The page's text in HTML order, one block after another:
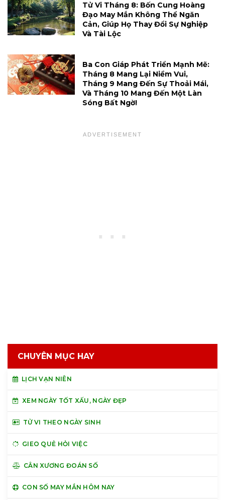
Tử Vi Tháng 8: Bốn Cung Hoàng
Đạo May Mắn Không Thể Ngăn
Cản, Giúp Họ Thay Đổi Sự Nghiệp
Và Tài Lộc
Ba Con Giáp Phát Triển Mạnh Mẽ:
Tháng 8 Mang Lại Niềm Vui,
Tháng 9 Mang Đến Sự Thoải Mái,
Và Tháng 10 Mang Đến Một Làn
Sóng Bất Ngờ!
CHUYÊN MỤC HAY
LỊCH VẠN NIÊN
XEM NGÀY TỐT XẤU, NGÀY ĐẸP
TỬ VI THEO NGÀY SINH
GIEO QUẺ HỎI VIỆC
CÂN XƯƠNG ĐOÁN SỐ
CON SỐ MAY MẮN HÔM NAY